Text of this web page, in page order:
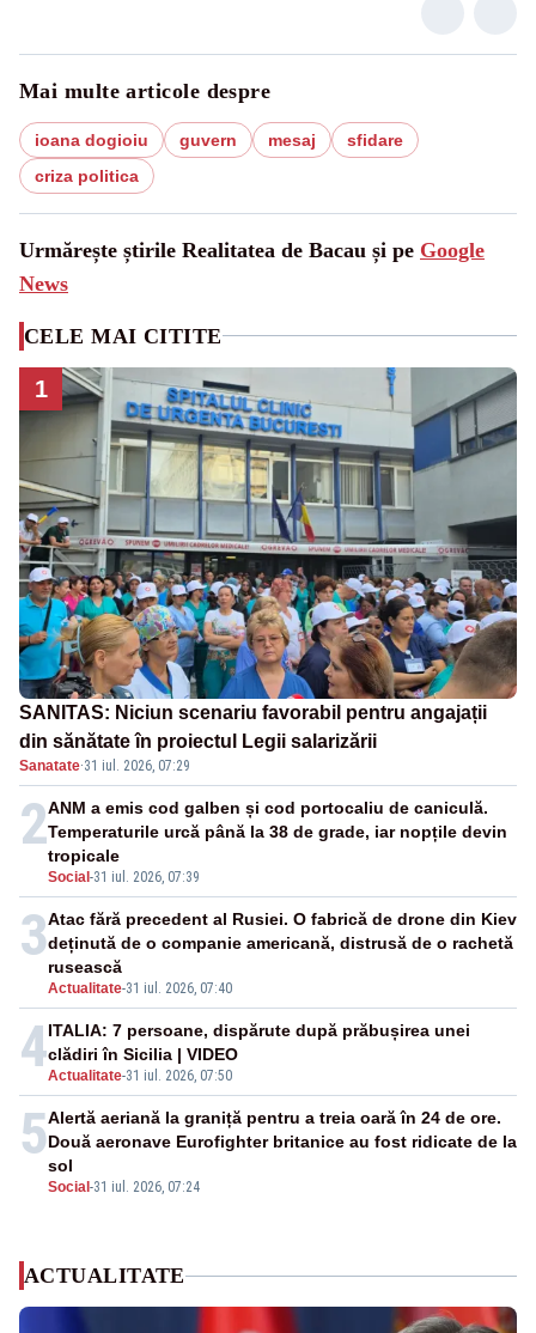
Mai multe articole despre
ioana dogioiu guvern mesaj
sfidare
criza politica
Urmărește știrile Realitatea de Bacau și pe Google
News
CELE MAI CITITE
1
SANITAS: Niciun scenariu favorabil pentru angajații
din sănătate în proiectul Legii salarizării
Sanatate·31 iul. 2026, 07:29
2
Social -31 iul. 2026, 07:39
ANM a emis cod galben și cod portocaliu de caniculă.
Temperaturile urcă până la 38 de grade, iar nopțile devin
tropicale
3
Actualitate-31 iul. 2026, 07:40
Atac fără precedent al Rusiei. O fabrică de drone din Kiev
deținută de o companie americană, distrusă de o rachetă
rusească
4Actualitate-31 iul. 2026, 07:50
ITALIA: 7 persoane, dispărute după prăbușirea unei
clădiri în Sicilia | VIDEO
5
Social -31 iul. 2026, 07:24
Alertă aeriană la graniță pentru a treia oară în 24 de ore.
Două aeronave Eurofighter britanice au fost ridicate de la
sol
ACTUALITATE